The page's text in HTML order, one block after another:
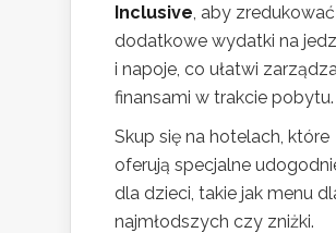
Inclusive , aby zredukować
dodatkowe wydatki na
i napoje, co ułatwi
finansami w trakcie pobytu.
Skup się na hotelach, które
oferują specjalne
dla dzieci, takie jak menu
najmłodszych czy zniżki.